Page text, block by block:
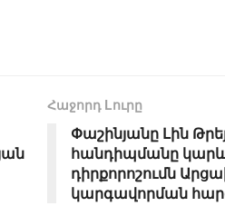
Հաջորդ Lուրը
Փաշինյանը Լին
հանդիպմանը
դիրքորոշումն
կարգավորման